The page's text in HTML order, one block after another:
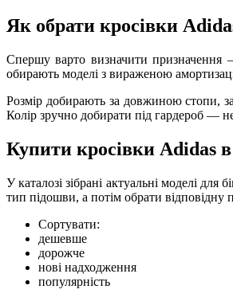
Як обрати кросівки
Спершу варто визначити призначення —
обирають моделі з вираженою
Розмір добирають за довжиною стопи,
Колір зручно добирати під гардероб —
Купити кросівки Adidas
У каталозі зібрані актуальні моделі
тип підошви, а потім обрати відповідну
Сортувати:
дешевше
дорожче
нові надходження
популярність